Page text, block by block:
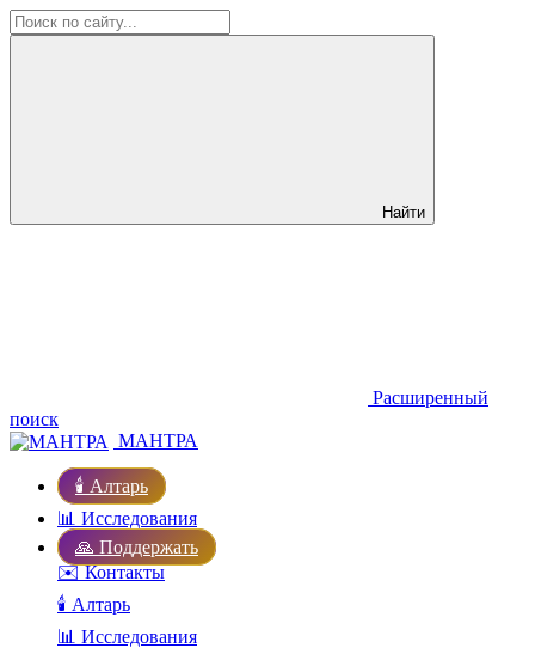
Найти
Расширенный
поиск
МАНТРА
🕯️ Алтарь
📊 Исследования
🙏 Поддержать
✉️ Контакты
🕯️ Алтарь
📊 Исследования